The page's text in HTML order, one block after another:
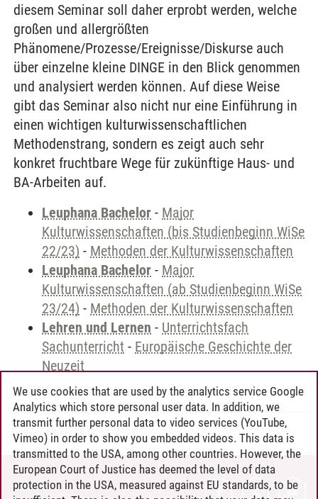
diesem Seminar soll daher erprobt werden, welche
großen und allergrößten
Phänomene/Prozesse/Ereignisse/Diskurse auch
über einzelne kleine DINGE in den Blick genommen
und analysiert werden können. Auf diese Weise
gibt das Seminar also nicht nur eine Einführung in
einen wichtigen kulturwissenschaftlichen
Methodenstrang, sondern es zeigt auch sehr
konkret fruchtbare Wege für zukünftige Haus- und
BA-Arbeiten auf.
Leuphana Bachelor - Major
Kulturwissenschaften (bis Studienbeginn WiSe
22/23) - Methoden der Kulturwissenschaften
Leuphana Bachelor - Major
Kulturwissenschaften (ab Studienbeginn WiSe
23/24) - Methoden der Kulturwissenschaften
Lehren und Lernen - Unterrichtsfach
Sachunterricht - Europäische Geschichte der
Neuzeit
Andreea Tribel 30.06.2024
CONTACT
We use cookies that are used by the analytics service Google
Analytics which store personal user data. In addition, we
transmit further personal data to video services (YouTube,
Vimeo) in order to show you embedded videos. This data is
transmitted to the USA, among other countries. However, the
European Court of Justice has deemed the level of data
protection in the USA, measured against EU standards, to be